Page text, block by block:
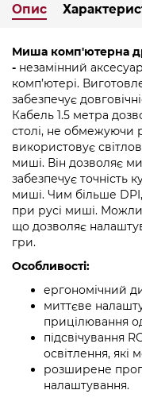
Опис
Миша комп'ютерна
- незамінний
комп’ютері.
забезпечує
Кабель 1.5 метра
столі, не обмежуючи
використовує
миші. Він дозволяє
забезпечує точність
миші. Чим більше
при русі миші.
що дозволяє
гри.
Особливості:
ергономічний
миттєве
прицілювання
підсвічування
освітлення, які
розширене
налаштування.